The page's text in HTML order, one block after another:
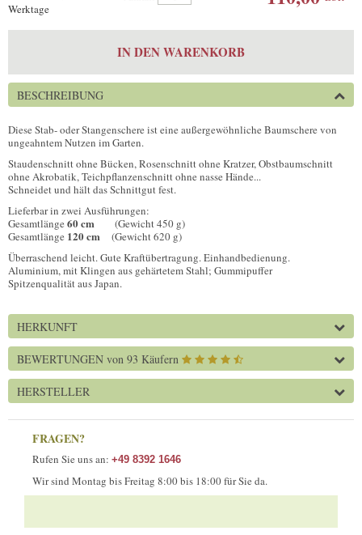
Werktage
IN DEN WARENKORB
BESCHREIBUNG
Diese Stab- oder Stangenschere ist eine außergewöhnliche Baumschere von
ungeahntem Nutzen im Garten.
Staudenschnitt ohne Bücken, Rosenschnitt ohne Kratzer, Obstbaumschnitt
ohne Akrobatik, Teichpflanzenschnitt ohne nasse Hände...
Schneidet und hält das Schnittgut fest.
Lieferbar in zwei Ausführungen:
Gesamtlänge 60 cm (Gewicht 450 g)
Gesamtlänge 120 cm
(Gewicht 620 g)
Überraschend leicht. Gute Kraftübertragung. Einhandbedienung.
Aluminium, mit Klingen aus gehärtetem Stahl; Gummipuffer
Spitzenqualität aus Japan.
HERKUNFT
BEWERTUNGEN von 93 Käufern
HERSTELLER
FRAGEN?
Rufen Sie uns an: +49 8392 1646
Wir sind Montag bis Freitag 8:00 bis 18:00 für Sie da.